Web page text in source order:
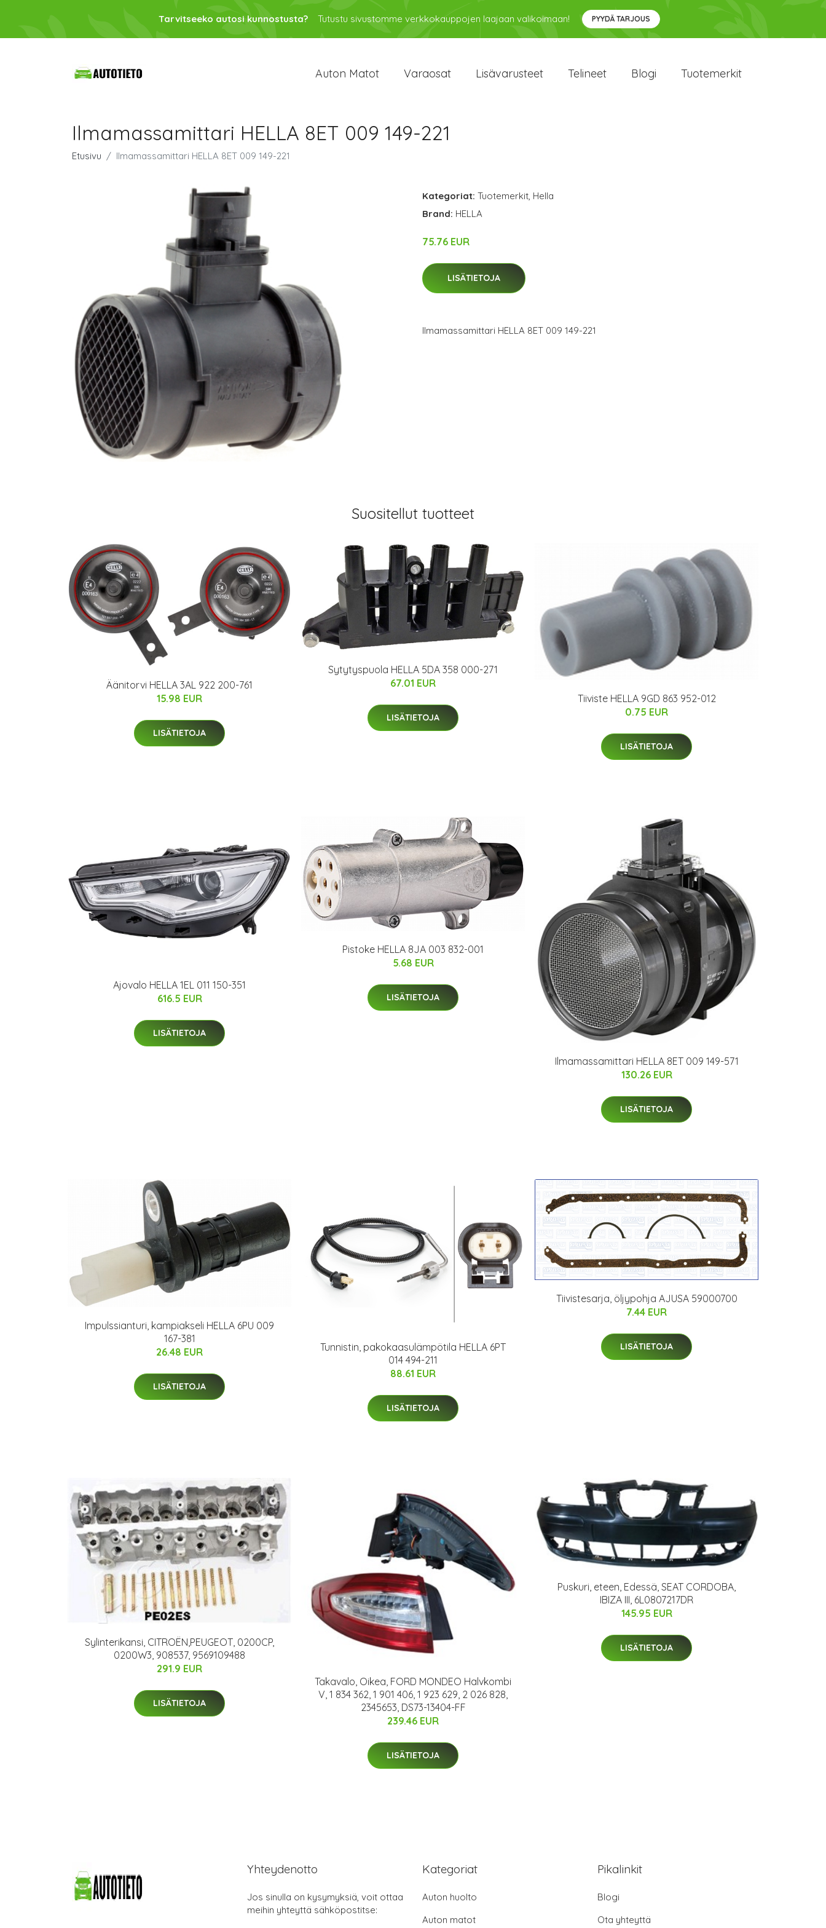
Tarvitseeko autosi kunnostusta? Tutustu sivustomme verkkokauppojen laajaan valikoimaan! PYYDÄ TARJOUS
Auton Matot Varaosat Lisävarusteet Telineet Blogi Tuotemerkit
Ilmamassamittari HELLA 8ET 009 149-221
Etusivu Ilmamassamittari HELLA 8ET 009 149-221
Kategoriat: Tuotemerkit, Hella
Brand: HELLA
75.76 EUR
LISÄTIETOJA
Ilmamassamittari HELLA 8ET 009 149-221
Suositellut tuotteet
Äänitorvi HELLA 3AL 922 200-761
15.98 EUR
LISÄTIETOJA
Sytytyspuola HELLA 5DA 358 000-271
67.01 EUR
LISÄTIETOJA
Tiiviste HELLA 9GD 863 952-012
0.75 EUR
LISÄTIETOJA
Ajovalo HELLA 1EL 011 150-351
616.5 EUR
LISÄTIETOJA
Pistoke HELLA 8JA 003 832-001
5.68 EUR
LISÄTIETOJA
Ilmamassamittari HELLA 8ET 009 149-571
130.26 EUR
LISÄTIETOJA
Impulssianturi, kampiakseli HELLA 6PU 009
167-381
26.48 EUR
LISÄTIETOJA
Tunnistin, pakokaasulämpötila HELLA 6PT
014 494-211
88.61 EUR
LISÄTIETOJA
Tiivistesarja, öljypohja AJUSA 59000700
7.44 EUR
LISÄTIETOJA
Sylinterikansi, CITROËN,PEUGEOT, 0200CP,
0200W3, 908537, 9569109488
291.9 EUR
LISÄTIETOJA
Takavalo, Oikea, FORD MONDEO Halvkombi
V, 1 834 362, 1 901 406, 1 923 629, 2 026 828,
2345653, DS73-13404-FF
239.46 EUR
LISÄTIETOJA
Puskuri, eteen, Edessä, SEAT CORDOBA,
IBIZA III, 6L0807217DR
145.95 EUR
LISÄTIETOJA
Yhteydenotto
Jos sinulla on kysymyksiä, voit ottaa
meihin yhteyttä sähköpostitse:
Kategoriat
Auton huolto
Auton matot
Pikalinkit
Blogi
Ota yhteyttä